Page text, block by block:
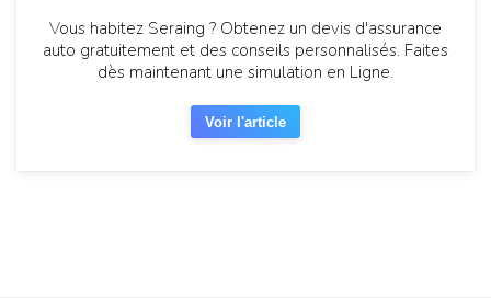
Vous habitez Seraing ? Obtenez un devis d'assurance
auto gratuitement et des conseils personnalisés. Faites
dès maintenant une simulation en Ligne.
Voir l'article